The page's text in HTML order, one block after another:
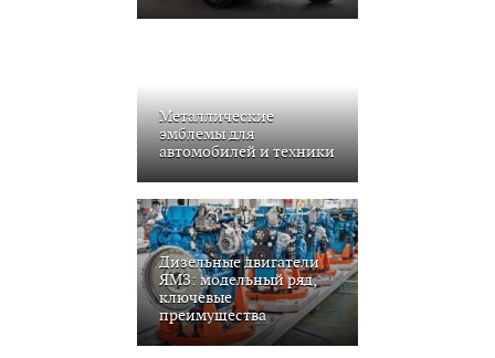
Металлические
эмблемы для
автомобилей и техники
Дизельные двигатели
ЯМЗ: модельный ряд,
ключевые
преимущества